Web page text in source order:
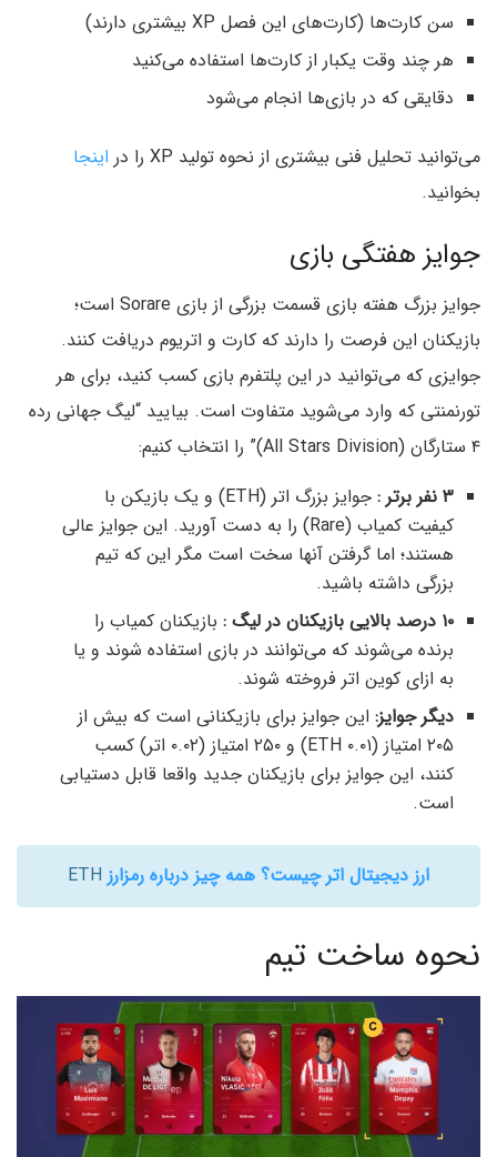
سن کارت‌ها (کارت‌های این فصل XP بیشتری دارند)
هر چند وقت یکبار از کارت‌ها استفاده می‌کنید
دقایقی که در بازی‌ها انجام می‌شود
می‌توانید تحلیل فنی بیشتری از نحوه تولید XP را در
اینجا
بخوانید.
جوایز هفتگی بازی
جوایز بزرگ هفته بازی قسمت بزرگی از بازی Sorare است؛
بازیکنان این فرصت را دارند که کارت و اتریوم دریافت کنند.
جوایزی که می‌توانید در این پلتفرم بازی کسب کنید، برای هر
تورنمنتی که وارد می‌شوید متفاوت است. بیایید “لیگ جهانی رده
۴ ستارگان (All Stars Division)” را انتخاب کنیم:
۳ نفر برتر :
جوایز بزرگ اتر (ETH) و یک بازیکن با
کیفیت کمیاب (Rare) را به دست آورید. این جوایز عالی
هستند؛ اما گرفتن آنها سخت است مگر این که تیم
بزرگی داشته باشید.
۱۰ درصد بالایی بازیکنان در لیگ :
بازیکنان کمیاب را
برنده می‌شوند که می‌توانند در بازی استفاده شوند و یا
به ازای کوین اتر فروخته شوند.
دیگر جوایز: این جوایز برای بازیکنانی است که بیش از
۲۰۵ امتیاز (۰.۰۱ ETH) و ۲۵۰ امتیاز (۰.۰۲ اتر) کسب
کنند، این جوایز برای بازیکنان جدید واقعا قابل دستیابی
است.
ارز دیجیتال اتر چیست؟ همه چیز درباره رمزارز
نحوه ساخت تیم